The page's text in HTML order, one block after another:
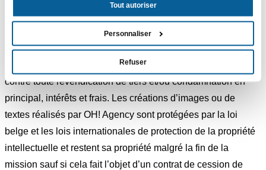
Tout autoriser
Personnaliser
Refuser
OH! Agency. Il est notamment responsable de l’obtention des
autorisations et de l’acquittement de droits éventuels sur les
programmes, textes, photos, illustrations, musiques et en
général de toute œuvre utilisée et il garantit OH! Agency
contre toute revendication de tiers et/ou condamnation en
principal, intérêts et frais. Les créations d’images ou de
textes réalisés par OH! Agency sont protégées par la loi
belge et les lois internationales de protection de la propriété
intellectuelle et restent sa propriété malgré la fin de la
mission sauf si cela fait l’objet d’un contrat de cession de